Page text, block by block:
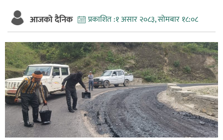
आजको दैनिक प्रकाशित :१ असार २०८३, सोमबार १८:०८